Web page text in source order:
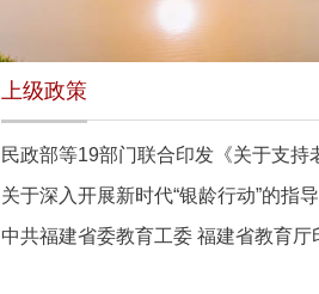
上级政策
民政部等19部门联合印发《关于支持
关于深入开展新时代“银龄行动”的指
中共福建省委教育工委 福建省教育